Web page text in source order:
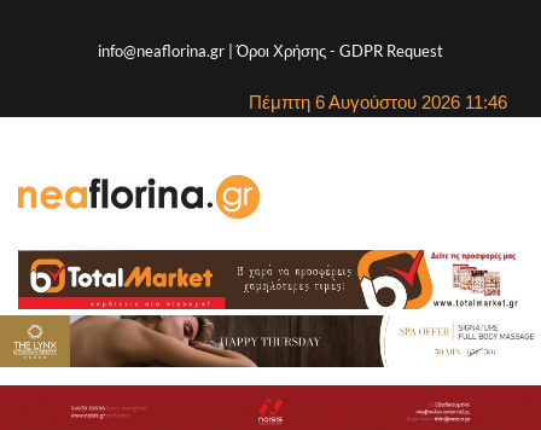
info@neaflorina.gr |Όροι Χρήσης- GDPR Request
Πέμπτη 6 Αυγούστου 2026 11:46